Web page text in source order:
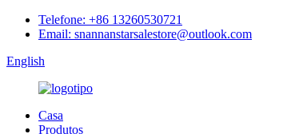
Telefone: +86 13260530721
Email: snannanstarsalestore@outlook.com
English
Casa
Produtos